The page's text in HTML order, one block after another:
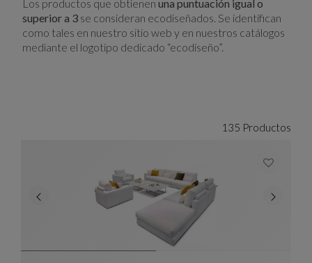
Los productos que obtienenuna puntuación igual o
superior a 3 se consideran ecodiseñados. Se identifican
como tales en nuestro sitio web y en nuestros catálogos
mediante el logotipo dedicado “ecodiseño”.
135 Productos